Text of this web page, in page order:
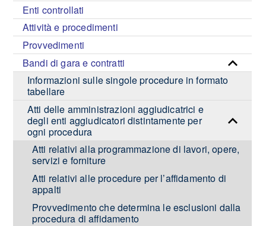
Enti controllati
Attività e procedimenti
Provvedimenti
Bandi di gara e contratti
Informazioni sulle singole procedure in formato
tabellare
Atti delle amministrazioni aggiudicatrici e
degli enti aggiudicatori distintamente per
ogni procedura
Atti relativi alla programmazione di lavori, opere,
servizi e forniture
Atti relativi alle procedure per l’affidamento di
appalti
Provvedimento che determina le esclusioni dalla
procedura di affidamento